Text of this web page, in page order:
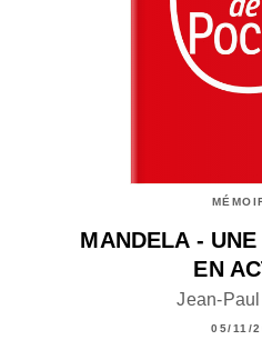
MANDELA -
EN
Jean-
05/11/